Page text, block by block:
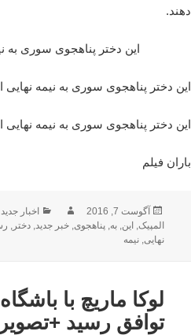
دهند.
این دختر پناهجوی سوری به
این دختر پناهجوی سوری به نیمه نهایی
این دختر پناهجوی سوری به نیمه نهایی
باران فیلم
ارسال
شده
در
آگوست 7, 2016 نویسندهدسته‌ها
اخبار جدید
المپیک, این,به,پناهجوی,خبر جدید,دختر,
نهایی,نیمه
لوکا ماریچ با
توافق رسید +تصویر